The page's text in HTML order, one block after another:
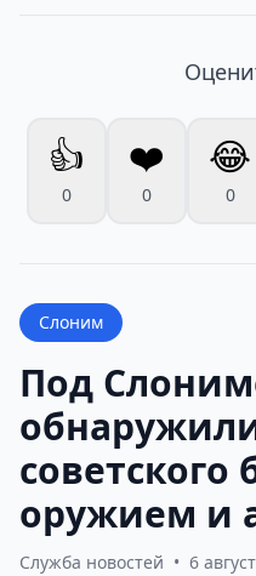
👍
0
❤️
0
😂
0
Слоним
Под
советского
оружием и
Служба новостей • 6